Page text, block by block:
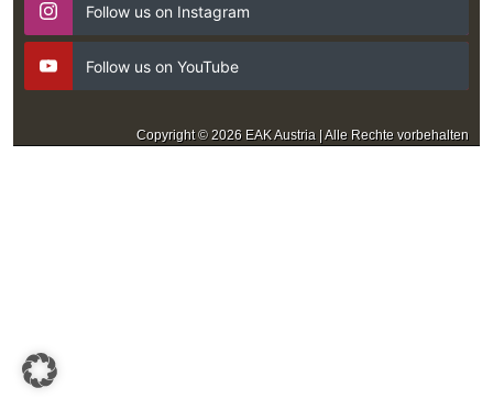
Follow us on Instagram
Follow us on YouTube
Copyright © 2026 EAK Austria | Alle Rechte vorbehalten